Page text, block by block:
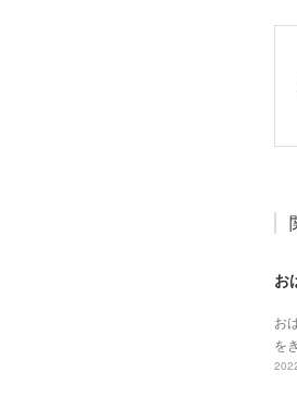
お
お
を